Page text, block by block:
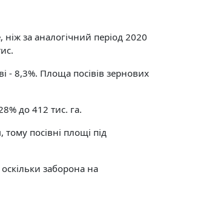
за аналогічний період 2020
- 8,3%. Площа посівів зернових
до 412 тис. га.
, тому посівні площі під
заборона на